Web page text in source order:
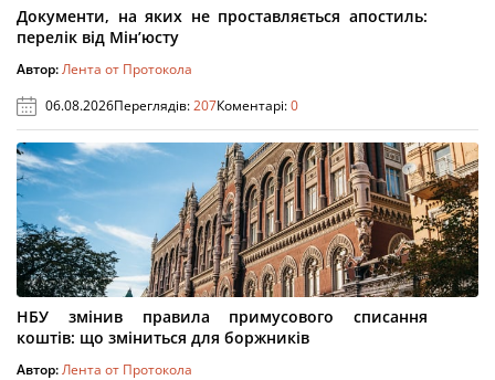
Документи, на яких не проставляється апостиль:
перелік від Мін’юсту
Автор:Лента от Протокола
06.08.2026Переглядів:207Коментарі:0
НБУ змінив правила примусового списання
коштів: що зміниться для боржників
Автор:Лента от Протокола